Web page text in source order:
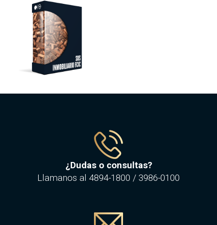
¿Dudas o consultas?
Llamanos al 4894-1800 / 3986-0100